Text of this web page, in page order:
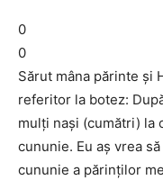
0
0
Sărut mâna părinte şi
referitor la botez:
mulţi naşi (cumătri) la
cununie. Eu aş vrea
cununie a părinţilor